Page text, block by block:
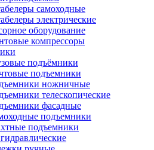
самоходные
электрические
оборудование
компрессоры
подъёмники
подъемники
ножничные
телескопические
фасадные
подъемники
подъемники